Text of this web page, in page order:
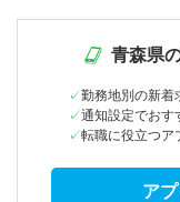
青森県
勤務地別の新着
通知設定でおす
転職に役立つア
ア